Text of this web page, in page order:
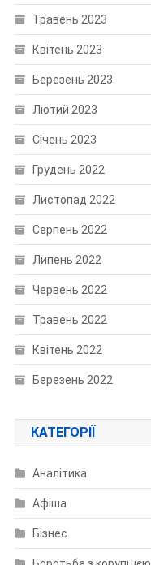
Травень 2023
Квітень 2023
Березень 2023
Лютий 2023
Січень 2023
Грудень 2022
Листопад 2022
Серпень 2022
Липень 2022
Червень 2022
Травень 2022
Квітень 2022
Березень 2022
КАТЕГОРІЇ
Аналітика
Афіша
Бізнес